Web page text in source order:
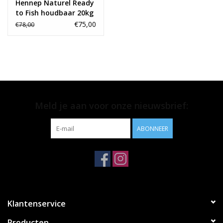
Hennep Naturel Ready
to Fish houdbaar 20kg
€78,00 €75,00
ABONNEER
Klantenservice